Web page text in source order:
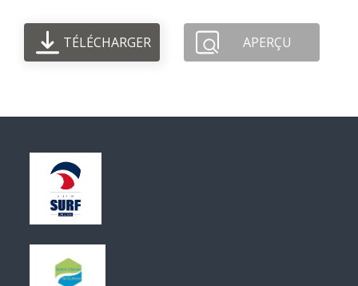
TÉLÉCHARGER APERÇU